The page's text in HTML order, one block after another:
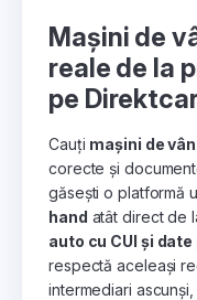
Mașini de
reale de la
pe
Cauți mașini de
corecte și
găsești o platformă
hand atât direct de
auto cu CUI și
respectă aceleași
intermediari